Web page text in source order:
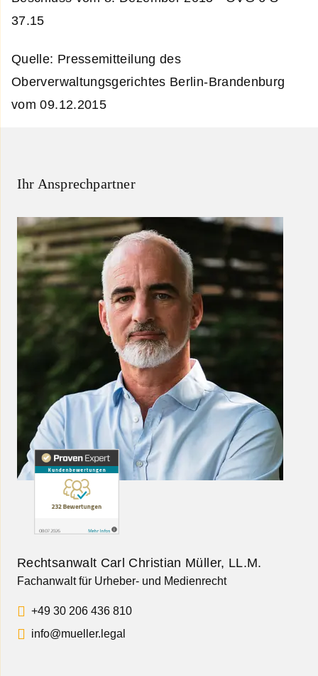
37.15
Quelle: Pressemitteilung des
Oberverwaltungsgerichtes Berlin-Brandenburg
vom 09.12.2015
Ihr Ansprechpartner
Rechtsanwalt Carl Christian Müller, LL.M.
Fachanwalt für Urheber- und Medienrecht
+49 30 206 436 810
info@mueller.legal